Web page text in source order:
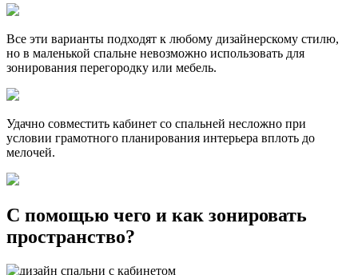
Все эти варианты подходят к любому дизайнерскому стилю,
но в маленькой спальне невозможно использовать для
зонирования перегородку или мебель.
Удачно совместить кабинет со спальней несложно при
условии грамотного планирования интерьера вплоть до
мелочей.
С помощью чего и как зонировать
пространство?